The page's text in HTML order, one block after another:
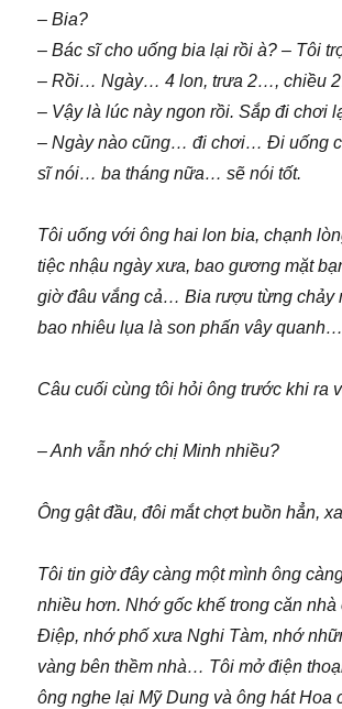
– Bia?
– Bác sĩ cho uống bia lại rồi à? – Tôi
– Rồi… Ngày… 4 lon, trưa 2…, chiều
– Vậy là lúc này ngon rồi. Sắp đi chơi
– Ngày nào cũng… đi chơi… Đi uống
sĩ nói… ba tháng nữa… sẽ nói tốt.
Tôi uống với ông hai lon bia, chạnh
tiệc nhậu ngày xưa, bao gương mặt
giờ đâu vắng cả… Bia rượu từng chảy
bao nhiêu lụa là son phấn vây quanh…
Câu cuối cùng tôi hỏi ông trước khi ra
– Anh vẫn nhớ chị Minh nhiều?
Ông gật đầu, đôi mắt chợt buồn hẳn,
Tôi tin giờ đây càng một mình ông
nhiều hơn. Nhớ gốc khế trong căn
Điệp, nhớ phố xưa Nghi Tàm, nhớ
vàng bên thềm nhà… Tôi mở điện
ông nghe lại Mỹ Dung và ông hát Hoa